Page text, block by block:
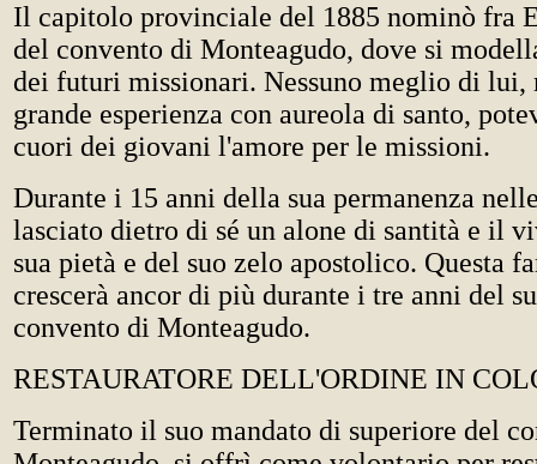
Il capitolo provinciale del 1885 nominò fra
del convento di Monteagudo, dove si
dei futuri missionari. Nessuno meglio di lui,
grande esperienza con aureola di santo,
cuori dei giovani l'amore per le missioni.
Durante i 15 anni della sua permanenza
lasciato dietro di sé un alone di santità e il
sua pietà e del suo zelo apostolico. Questa
crescerà ancor di più durante i tre anni del
convento di Monteagudo.
RESTAURATORE DELL'ORDINE IN
Terminato il suo mandato di superiore del